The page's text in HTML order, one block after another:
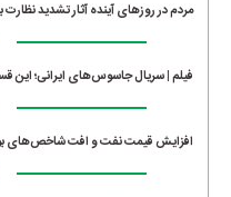
مردم در روزهای آینده آثار تشدید نظارت بر
فیلم | سریال جاسوس‌های ایرانی؛
افزایش قیمت نفت و افت شاخص‌های